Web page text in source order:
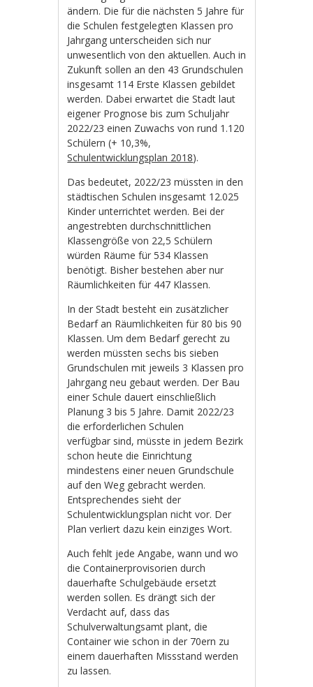
ändern. Die für die nächsten 5 Jahre für
die Schulen festgelegten Klassen pro
Jahrgang unterscheiden sich nur
unwesentlich von den aktuellen. Auch in
Zukunft sollen an den 43 Grundschulen
insgesamt 114 Erste Klassen gebildet
werden. Dabei erwartet die Stadt laut
eigener Prognose bis zum Schuljahr
2022/23 einen Zuwachs von rund 1.120
Schülern (+ 10,3%,
Schulentwicklungsplan 2018).
Das bedeutet, 2022/23 müssten in den
städtischen Schulen insgesamt 12.025
Kinder unterrichtet werden. Bei der
angestrebten durchschnittlichen
Klassengröße von 22,5 Schülern
würden Räume für 534 Klassen
benötigt. Bisher bestehen aber nur
Räumlichkeiten für 447 Klassen.
In der Stadt besteht ein zusätzlicher
Bedarf an Räumlichkeiten für 80 bis 90
Klassen. Um dem Bedarf gerecht zu
werden müssten sechs bis sieben
Grundschulen mit jeweils 3 Klassen pro
Jahrgang neu gebaut werden. Der Bau
einer Schule dauert einschließlich
Planung 3 bis 5 Jahre. Damit 2022/23
die erforderlichen Schulen
verfügbar sind, müsste in jedem Bezirk
schon heute die Einrichtung
mindestens einer neuen Grundschule
auf den Weg gebracht werden.
Entsprechendes sieht der
Schulentwicklungsplan nicht vor. Der
Plan verliert dazu kein einziges Wort.
Auch fehlt jede Angabe, wann und wo
die Containerprovisorien durch
dauerhafte Schulgebäude ersetzt
werden sollen. Es drängt sich der
Verdacht auf, dass das
Schulverwaltungsamt plant, die
Container wie schon in der 70ern zu
einem dauerhaften Missstand werden
zu lassen.